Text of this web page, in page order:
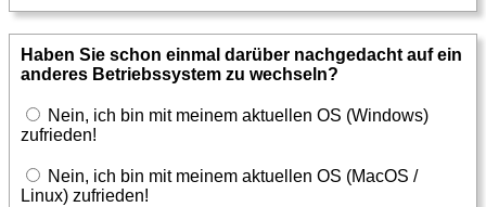
Haben Sie schon einmal darüber nachgedacht auf ein
anderes Betriebssystem zu wechseln?
Nein, ich bin mit meinem aktuellen OS (Windows)
zufrieden!
Nein, ich bin mit meinem aktuellen OS (MacOS /
Linux) zufrieden!